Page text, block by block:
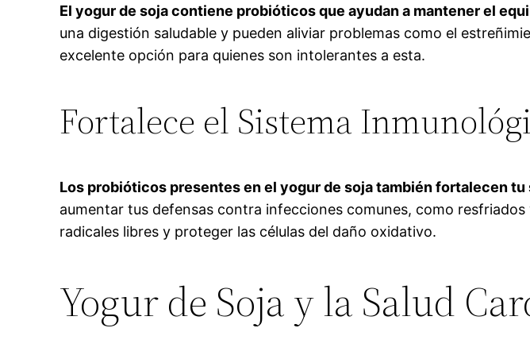
El yogur de soja contiene probióticos que ayudan a mantener el
una digestión saludable y pueden aliviar problemas como el
excelente opción para quienes son intolerantes a esta.
Fortalece el Sistema
Los probióticos presentes en el yogur de soja también fortalecen
aumentar tus defensas contra infecciones comunes, como
radicales libres y proteger las células del daño oxidativo.
Yogur de Soja y la Salud